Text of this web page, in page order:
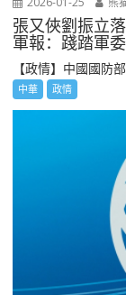
張又俠劉振立
軍報：踐踏軍
【政情】中國國防
中華 政情